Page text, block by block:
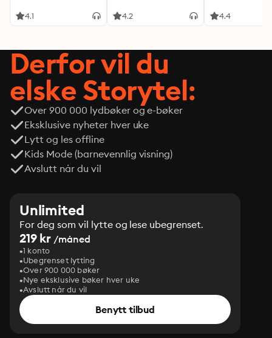
4.1 4.2 4.4
Derfor vil du
elske Storytel:
Over 900 000 lydbøker og e-bøker
Eksklusive nyheter hver uke
Lytt og les offline
Kids Mode (barnevennlig visning)
Avslutt når du vil
Unlimited
For deg som vil lytte og lese ubegrenset.
219 kr /måned
1 konto
Ubegrenset lytting
Over 900 000 bøker
Nye eksklusive bøker hver uke
Avslutt når du vil
Benytt tilbud